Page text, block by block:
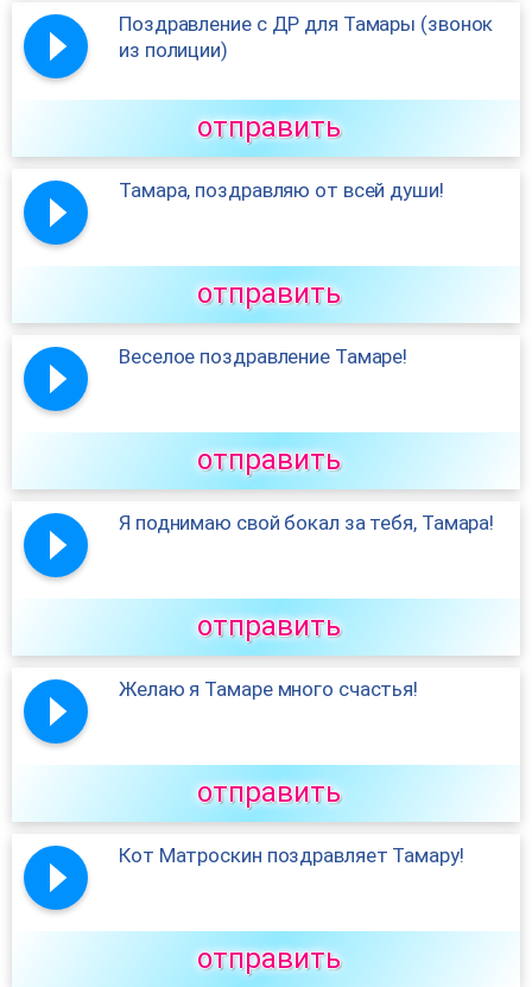
Поздравление с ДР для Тамары (звонок
из полиции)
отправить
Тамара, поздравляю от всей души!
отправить
Веселое поздравление Тамаре!
отправить
Я поднимаю свой бокал за тебя, Тамара!
отправить
Желаю я Тамаре много счастья!
отправить
Кот Матроскин поздравляет Тамару!
отправить